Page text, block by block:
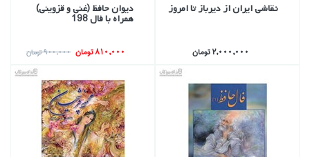
نقاشي ايران از ديرباز تا امروز
2,000,000 تومان
ديوان حافظ (غني و قزويني)
همراه با فال 198
810,000 تومان 900,000 تومان